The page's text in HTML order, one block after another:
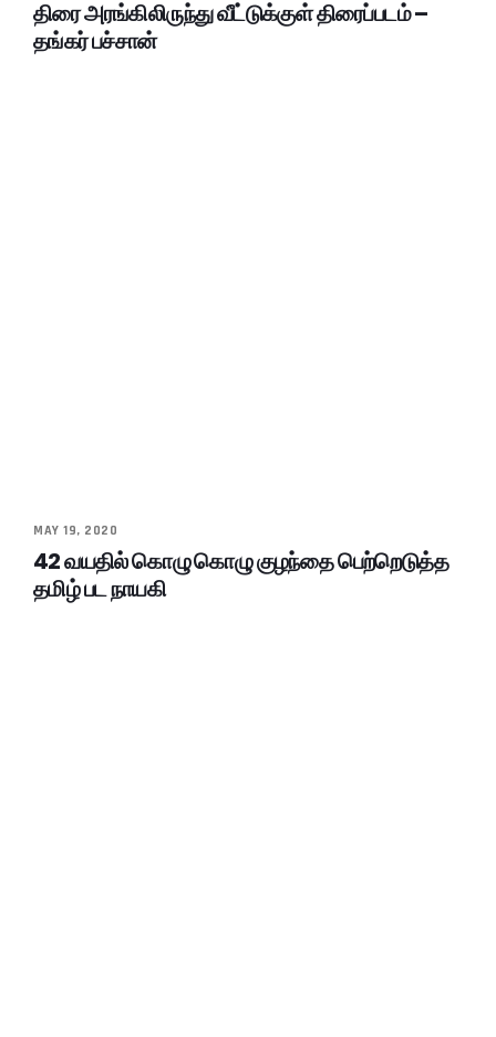
திரை அரங்கிலிருந்து வீட்டுக்குள் திரைப்படம் –
தங்கர் பச்சான்
MAY 19, 2020
42 வயதில் கொழு கொழு குழந்தை பெற்றெடுத்த
தமிழ் பட நாயகி